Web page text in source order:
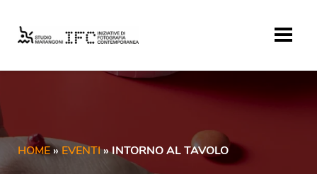
HOME»EVENTI» INTORNO AL TAVOLO